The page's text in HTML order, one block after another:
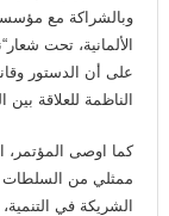
وبالشراكة مع
الألمانية، تحت
على أن الدستور
الناظمة للعلاقة
كما اوصى المؤتمر،
ممثلي من السلطات
الشريكة في التنمية،